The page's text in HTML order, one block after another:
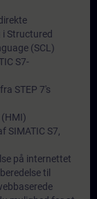
Structured
(SCL)
S7-
STEP 7's
SIMATIC S7,
på internettet
til